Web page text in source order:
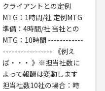
クライアントとの定例
MTG：1時間/社 定例MTG
準備：4時間/社 当社との
MTG：10時間 ------------
----------------- 《例え
ば・・・ 》※担当社数に
よって報酬は変動します
担当社数10社の場合：時